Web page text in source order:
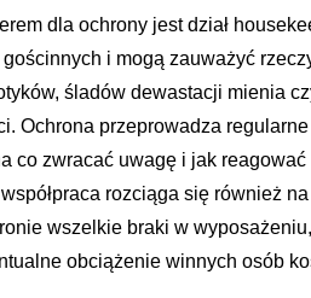
dla ochrony jest dział
i mogą zauważyć
śladów dewastacji mienia
Ochrona przeprowadza
co zwracać uwagę i jak
rozciąga się również
wszelkie braki w
obciążenie winnych osób